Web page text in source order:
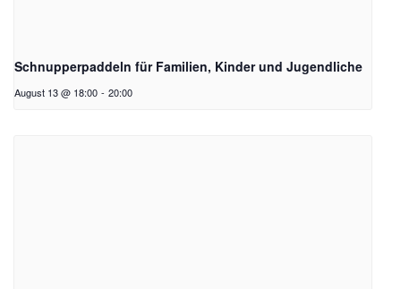
Schnupperpaddeln für Familien, Kinder und Jugendliche
August 13 @ 18:00 - 20:00